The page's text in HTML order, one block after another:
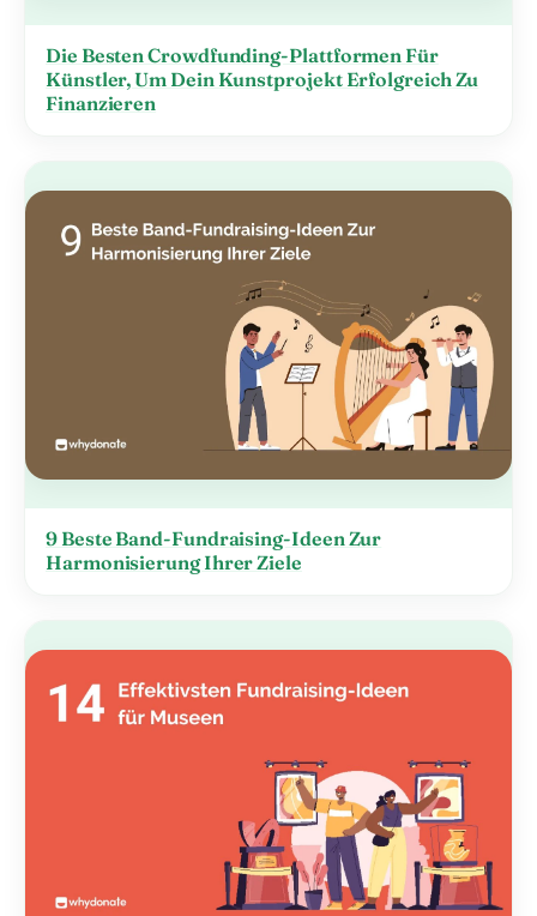
Die Besten Crowdfunding-Plattformen Für
Künstler, Um Dein Kunstprojekt Erfolgreich Zu
Finanzieren
9 Beste Band-Fundraising-Ideen Zur
Harmonisierung Ihrer Ziele